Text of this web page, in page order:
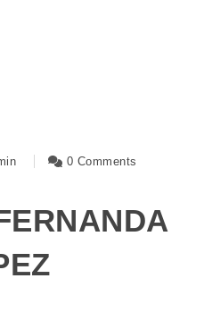
0 Comments